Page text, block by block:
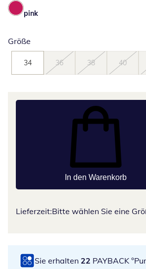
pink
Größe
34 36 38 40
In den Warenkorb
Lieferzeit:Bitte wählen Sie eine
Sie erhalten 22 PAYBACK